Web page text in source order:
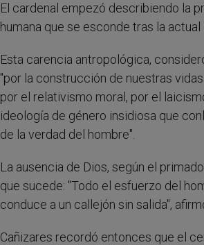
El cardenal empezó describiendo la
humana que se esconde tras la
Esta carencia antropológica,
"por la construcción de nuestras
por el relativismo moral, por el
ideología de género insidiosa que
de la verdad del hombre".
La ausencia de Dios, según el
que sucede: "Todo el esfuerzo del
conduce a un callejón sin salida",
Cañizares recordó entonces que el